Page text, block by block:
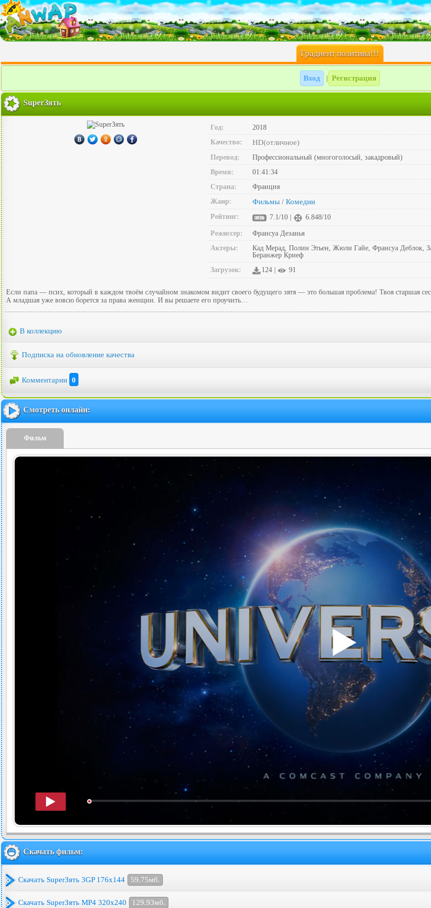
Градиент позитива!!!
Вход Регистрация
SuperЗять
Год:
2018
Качество:
HD(отличное)
Перевод:
Профессиональный (многоголосый, закадровый)
Время:
01:41:34
Страна:
Франция
Жанр:
Фильмы / Комедии
Рейтинг: 7.1/10 | 6.848/10
Режиссер:
Франсуа Дезанья
Актеры:
Кад Мерад, Полин Этьен, Жюли Гайе, Франсуа Деблок,
Беранжер Криеф
Загрузок:
124 | 91
Если папа — псих, который в каждом твоём случайном знакомом видит своего будущего зятя — это большая проблема! Твоя старшая
А младшая уже вовсю борется за права женщин. И вы решаете его проучить…
В коллекцию
Подписка на обновление качества
Комментарии 0
Смотреть онлайн:
Фильм
Скачать фильм:
Скачать SuperЗять 3GP 176x144 59.75мб.
Скачать SuperЗять MP4 320x240 129.93мб.